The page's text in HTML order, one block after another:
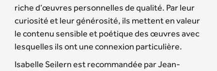
riche d’œuvres personnelles de qualité. Par leur
curiosité et leur générosité, ils mettent en valeur
le contenu sensible et poétique des œuvres avec
lesquelles ils ont une connexion particulière.
Isabelle Seilern est recommandée par Jean-